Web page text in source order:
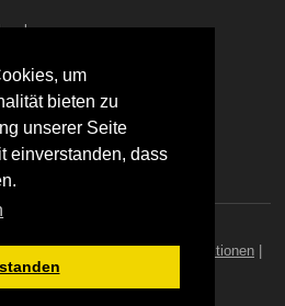
um
bieten zu
unserer Seite
einverstanden, dass
|Kontakt/Impressum Aktionen|
|Sitemap